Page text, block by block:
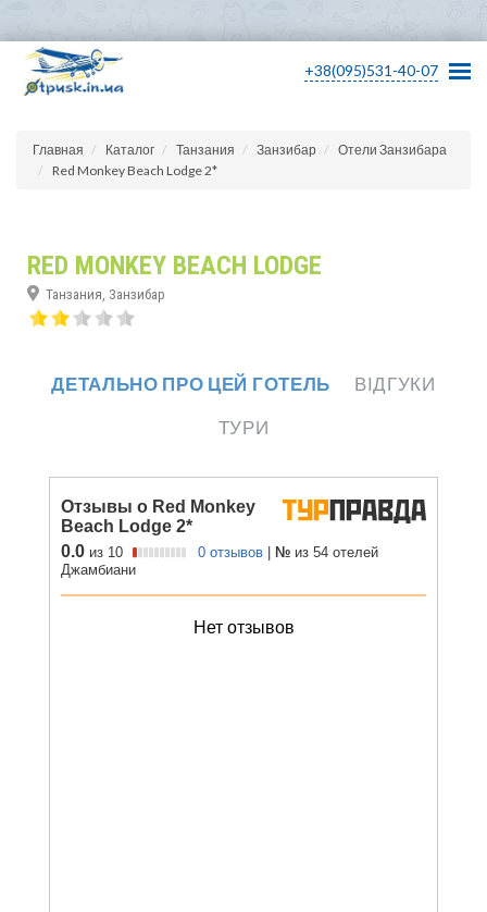
+38(095)531-40-07
Главная Каталог Танзания Занзибар
Отели Занзибара
Red Monkey Beach Lodge 2*
RED MONKEY BEACH LODGE
Танзания, Занзибар
ДЕТАЛЬНО ПРО ЦЕЙ ГОТЕЛЬ
ВІДГУКИ
ТУРИ